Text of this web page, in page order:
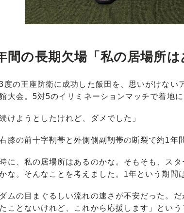
間の長期欠場「私の居場所
の王座防衛に成功した飯田を、思いがけない
大会。5対5のイリミネーションマッチで着地
けようとしたけれど、ダメでした」
膝の前十字靭帯と外側側副靭帯の断裂で約1年
時に、私の居場所はあるのかな。そもそも、ス
な。そんなことを考えました。1年という期間
ムの目まぐるしい流れの速さが不安だった。
ことないけれど、これから応援します」とい